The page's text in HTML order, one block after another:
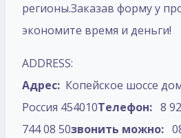
регионы.Заказав форму у
экономите время и деньги!
ADDRESS:
Адрес: Копейское шоссе
Россия 454010Телефон: 8
744 08 50звонить можно: